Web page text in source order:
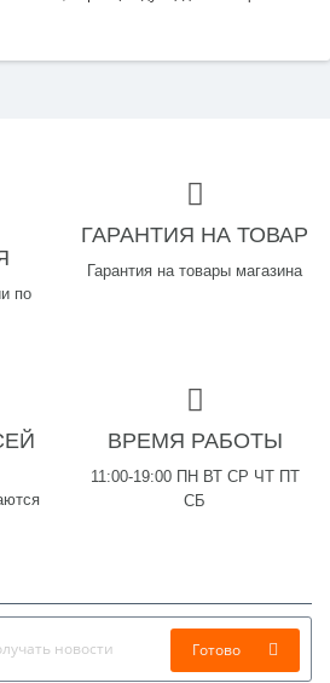
по
ГАРАНТИЯ НА ТОВАР
Гарантия на товары магазина
ВРЕМЯ РАБОТЫ
11:00-19:00 ПН ВТ СР ЧТ ПТ
СБ
Готово